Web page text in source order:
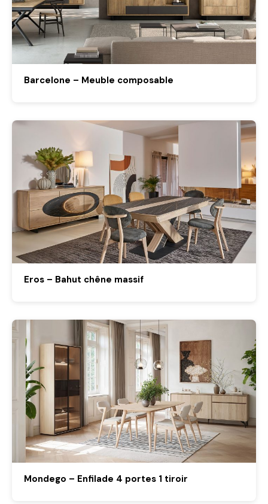
Barcelone – Meuble composable
Eros – Bahut chêne massif
Mondego – Enfilade 4 portes 1 tiroir